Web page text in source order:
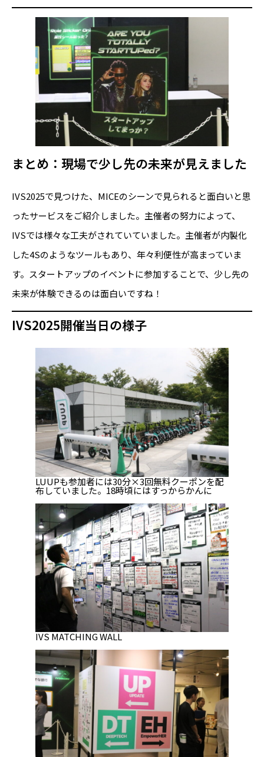
まとめ ：現場で少し先の未来が見えました
IVS2025で見つけた、MICEのシーンで見られると面白いと思
ったサービスをご紹介しました。主催者の努力によって、
IVSでは様々な工夫がされていていました。主催者が内製化
した4Sのようなツールもあり、年々利便性が高まっていま
す。スタートアップのイベントに参加することで、少し先の
未来が体験できるのは面白いですね！
IVS2025開催当日の様子
LUUPも参加者には30分×3回無料クーポンを配
布していました。18時頃にはすっからかんに
IVS MATCHING WALL